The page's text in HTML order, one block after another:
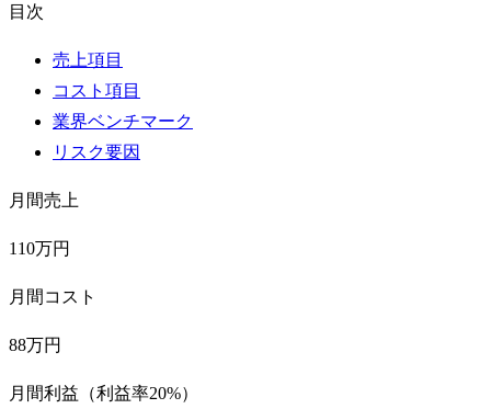
目次
売上項目
コスト項目
業界ベンチマーク
リスク要因
月間売上
110万円
月間コスト
88万円
月間利益（利益率20%）